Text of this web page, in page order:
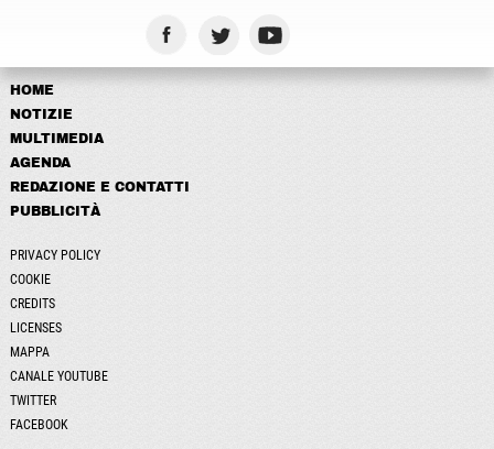
HOME
NOTIZIE
MULTIMEDIA
AGENDA
REDAZIONE E CONTATTI
PUBBLICITÀ
PRIVACY POLICY
COOKIE
CREDITS
LICENSES
MAPPA
CANALE YOUTUBE
TWITTER
FACEBOOK